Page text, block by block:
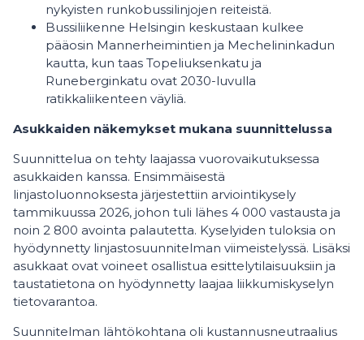
nykyisten runkobussilinjojen reiteistä.
Bussiliikenne Helsingin keskustaan kulkee
pääosin Mannerheimintien ja Mechelininkadun
kautta, kun taas Topeliuksenkatu ja
Runeberginkatu ovat 2030-luvulla
ratikkaliikenteen väyliä.
Asukkaiden näkemykset mukana suunnittelussa
Suunnittelua on tehty laajassa vuorovaikutuksessa
asukkaiden kanssa. Ensimmäisestä
linjastoluonnoksesta järjestettiin arviointikysely
tammikuussa 2026, johon tuli lähes 4 000 vastausta ja
noin 2 800 avointa palautetta. Kyselyiden tuloksia on
hyödynnetty linjastosuunnitelman viimeistelyssä. Lisäksi
asukkaat ovat voineet osallistua esittelytilaisuuksiin ja
taustatietona on hyödynnetty laajaa liikkumiskyselyn
tietovarantoa.
Suunnitelman lähtökohtana oli kustannusneutraalius